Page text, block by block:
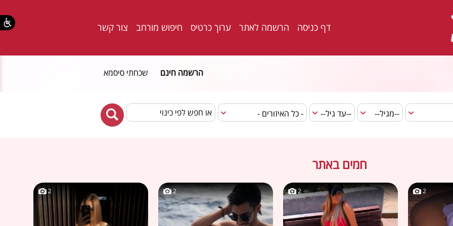
דף כניסה הרשמה לאתר ערוך כרטיס חיפוש מורחב צור קשר
הרשמה חינם שכחתי סיסמא
חמים באתר
2 2 2 2